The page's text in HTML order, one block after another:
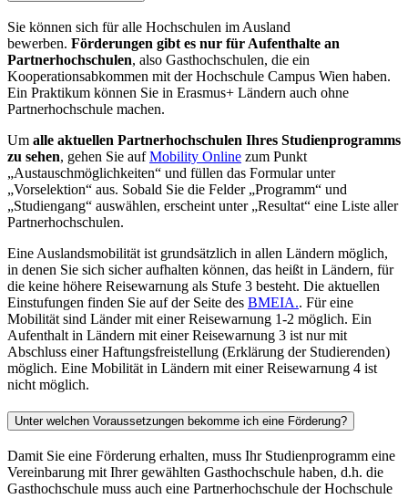
Sie können sich für alle Hochschulen im Ausland
bewerben. Förderungen gibt es nur für Aufenthalte an
Partnerhochschulen, also Gasthochschulen, die ein
Kooperationsabkommen mit der Hochschule Campus Wien haben.
Ein Praktikum können Sie in Erasmus+ Ländern auch ohne
Partnerhochschule machen.
Um alle aktuellen Partnerhochschulen Ihres Studienprogramms
zu sehen, gehen Sie aufMobility Online zum Punkt
„Austauschmöglichkeiten“ und füllen das Formular unter
„Vorselektion“ aus. Sobald Sie die Felder „Programm“ und
„Studiengang“ auswählen, erscheint unter „Resultat“ eine Liste aller
Partnerhochschulen.
Eine Auslandsmobilität ist grundsätzlich in allen Ländern möglich,
in denen Sie sich sicher aufhalten können, das heißt in Ländern, für
die keine höhere Reisewarnung als Stufe 3 besteht. Die aktuellen
Einstufungen finden Sie auf der Seite des BMEIA.. Für eine
Mobilität sind Länder mit einer Reisewarnung 1-2 möglich. Ein
Aufenthalt in Ländern mit einer Reisewarnung 3 ist nur mit
Abschluss einer Haftungsfreistellung (Erklärung der Studierenden)
möglich. Eine Mobilität in Ländern mit einer Reisewarnung 4 ist
nicht möglich.
Unter welchen Voraussetzungen bekomme ich eine Förderung?
Damit Sie eine Förderung erhalten, muss Ihr Studienprogramm eine
Vereinbarung mit Ihrer gewählten Gasthochschule haben, d.h. die
Gasthochschule muss auch eine Partnerhochschule der Hochschule